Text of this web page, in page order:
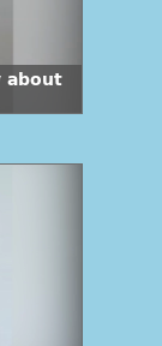
about